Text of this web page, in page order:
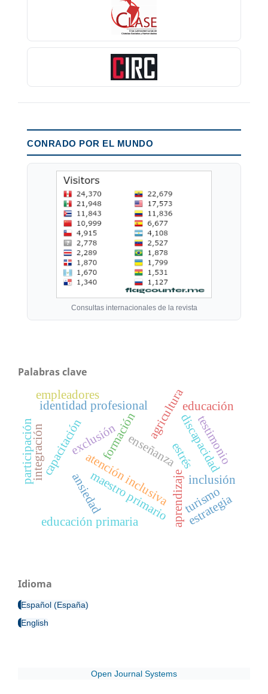
CONRADO POR EL MUNDO
Consultas internacionales de la revista
Palabras clave
formación
atención inclusiva
identidad profesional
enseñanza
aprendizaje inclusión
exclusión discapacidad
capacitación estrés
ansiedadmaestro primario
agricultura
turismo
educación primaria
educación
integración
participación
empleadores
estrategia
testimonio
Idioma
Español (España)
English
Open Journal Systems